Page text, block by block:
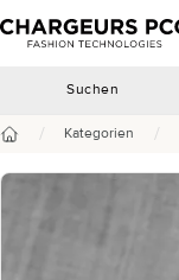
Chargeurs PCC
Suchen
/ Kategorien /